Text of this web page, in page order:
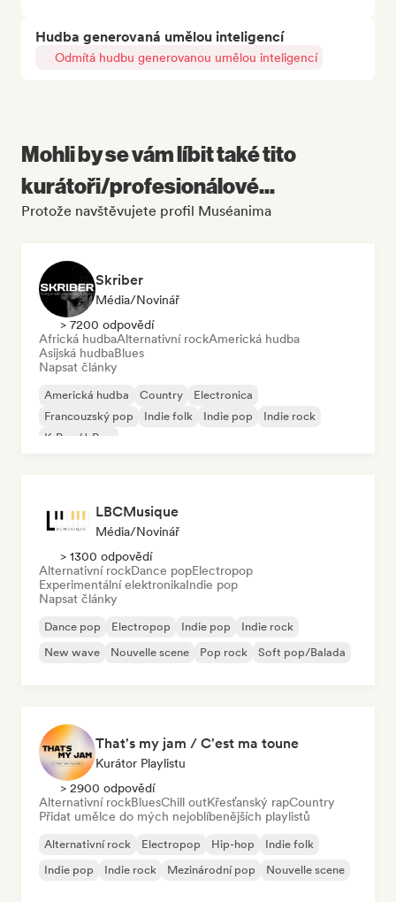
Hudba generovaná umělou inteligencí
Odmítá hudbu generovanou umělou inteligencí
Mohli by se vám líbit také tito
kurátoři/profesionálové...
Protože navštěvujete profil Muséanima
Skriber
Média/novinář
> 7200 odpovědí
Africká hudbaAlternativní rockAmerická hudba
Asijská hudbaBlues
Napsat články
Americká hudba Country
Electronica
Francouzský pop
Indie folk Indie pop
Indie rock
K-Pop/J-Pop
LBCMusique
Média/novinář
> 1300 odpovědí
Alternativní rockDance popElectropop
Experimentální elektronikaIndie pop
Napsat články
Dance pop Electropop Indie pop
Indie rock
New wave
Nouvelle scene Pop rock Soft pop/Balada
That's my jam / C'est ma toune
Kurátor Playlistu
> 2900 odpovědí
Alternativní rockBluesChill outKřesťanský rapCountry
Přidat umělce do mých nejoblíbenějších playlistů
Alternativní rock Electropop Hip-hop
Indie folk
Indie pop
Indie rock Mezinárodní pop Nouvelle scene